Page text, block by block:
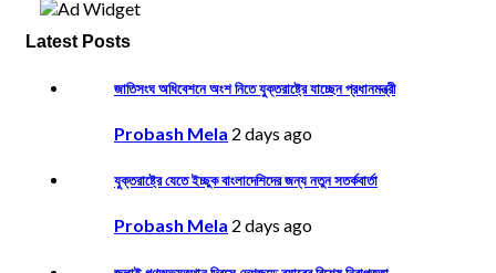
Latest Posts
জাতিসংঘ অধিবেশনে অংশ নিতে যুক্তরাষ্ট্রে যাচ্ছেন প্রধানমন্ত্রী
Probash Mela 2 days ago
যুক্তরাষ্ট্রে যেতে ইচ্ছুক বাংলাদেশিদের জন্য নতুন সতর্কবার্তা
Probash Mela 2 days ago